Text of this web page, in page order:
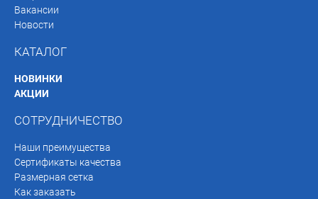
Вакансии
Новости
КАТАЛОГ
НОВИНКИ
АКЦИИ
СОТРУДНИЧЕСТВО
Наши преимущества
Сертификаты качества
Размерная сетка
Как заказать